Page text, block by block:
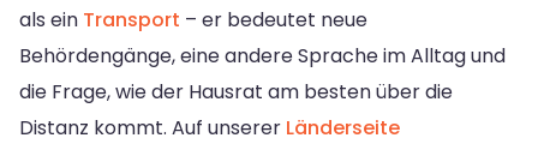
als ein Transport – er bedeutet neue
Behördengänge, eine andere Sprache im Alltag und
die Frage, wie der Hausrat am besten über die
Distanz kommt. Auf unserer Länderseite